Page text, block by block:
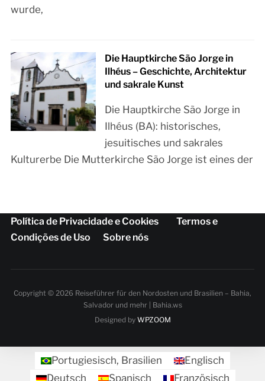
wurde,
Die Hauptkirche São Jorge in
Ilhéus – Geschichte, Architektur
und sakrale Kunst
Die Hauptkirche São Jorge in
Ilhéus (BA): historisches,
jesuitisches und sakrales
Kulturerbe Die Mutterkirche São Jorge ist eines der
Política de Privacidade e Cookies
Termos e
Condições de Uso
Sobre nós
Copyright © 2026 Reiseführer für den Nordosten und Brasilien – Bahia,
Salvador und mehr | Bahia.ws
Designed by WPZOOM
Portugiesisch, Brasilien
Englisch
Deutsch
Spanisch Französisch